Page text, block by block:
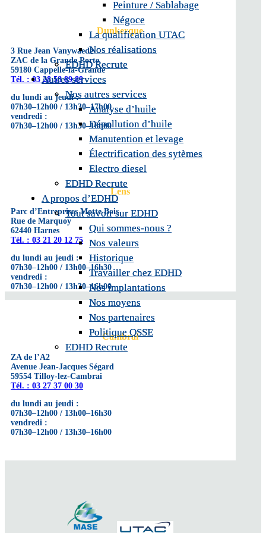
Peinture / Sablabage
Négoce
La qualification UTAC
Nos réalisations
EDHD Recrute
Autres services
Nos autres services
Analyse d’huile
Dépollution d’huile
Manutention et levage
Électrification des sytèmes
Electro diesel
EDHD Recrute
A propos d’EDHD
Tout savoir sur EDHD
Qui sommes-nous ?
Nos valeurs
Historique
Travailler chez EDHD
Nos implantations
Nos moyens
Nos partenaires
Politique QSSE
EDHD Recrute
Peinture / Sablabage
Négoce
La qualification UTAC
Nos réalisations
EDHD Recrute
Autres services
Nos autres services
Analyse d’huile
Dépollution d’huile
Manutention et levage
Électrification des sytèmes
Electro diesel
EDHD Recrute
A propos d’EDHD
Tout savoir sur EDHD
Qui sommes-nous ?
Nos valeurs
Historique
Travailler chez EDHD
Nos implantations
Nos moyens
Nos partenaires
Politique QSSE
EDHD Recrute
Dunkerque
3 Rue Jean Vanywaede
ZAC de la Grande Porte
59180 Cappelle-la-Grande
Tél. : 03 28 58 89 89
du lundi au jeudi :
07h30–12h00 / 13h30–17h00
vendredi :
07h30–12h00 / 13h30–16h00
Lens
Parc d’Entreprises Motte Bois
Rue de Marquoy
62440 Harnes
Tél. : 03 21 20 12 75
du lundi au jeudi :
07h30–12h00 / 13h00–16h30
vendredi :
07h30–12h00 / 13h30–16h00
Cambrai
ZA de l’A2
Avenue Jean-Jacques Ségard
59554 Tilloy-lez-Cambrai
Tél. : 03 27 37 00 30
du lundi au jeudi :
07h30–12h00 / 13h00–16h30
vendredi :
07h30–12h00 / 13h30–16h00